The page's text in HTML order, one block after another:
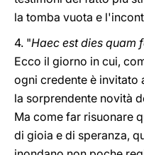
la tomba vuota e
4. "Haec est dies quam
Ecco il giorno in cui,
ogni credente è invitato
la sorprendente novità
Ma come far risuonare
di gioia e di speranza,